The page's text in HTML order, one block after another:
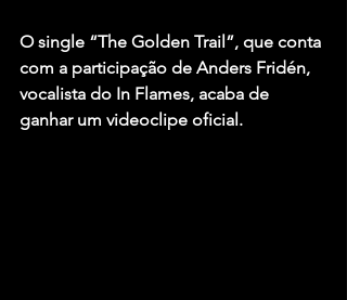
O single “The Golden Trail”, que conta
com a participação de Anders Fridén,
vocalista do In Flames, acaba de
ganhar um videoclipe oficial.